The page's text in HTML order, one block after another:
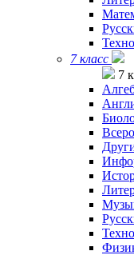
7 класс
7